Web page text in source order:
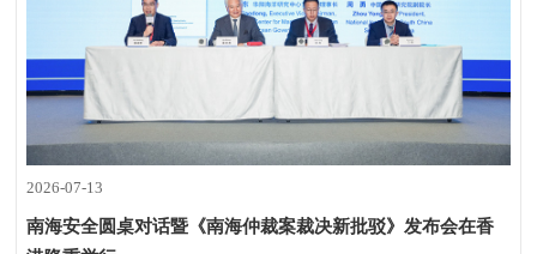
2026-07-13
南海安全圆桌对话暨《南海仲裁案裁决新批驳》发布会在香